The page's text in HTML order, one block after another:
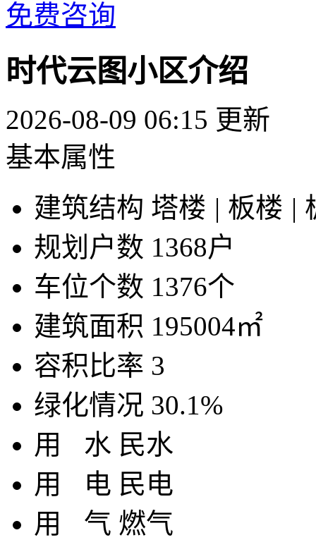
免费咨询
时代云图小区介绍
2026-08-09 06:15 更新
基本属性
建筑结构 塔楼 | 板楼 |
规划户数 1368户
车位个数 1376个
建筑面积 195004㎡
容积比率 3
绿化情况 30.1%
用 水 民水
用
电 民电
用 气 燃气